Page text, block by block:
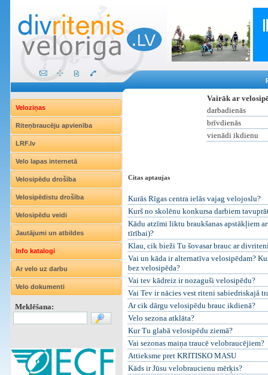
Veloziņas
Riteņbraucēju apvienība
LRF.lv
Velo lapas internetā
Velosipēdu drošība
Velosipēdistu drošība
Velosipēdu veidi
Jautājumi un atbildes
Info katalogi
Ar velo uz darbu
Velo dokumenti
Meklēšana:
Vairāk ar
darbadienās
brīvdienās
vienādi ikdienu
Citas aptaujas
Kurās Rīgas centra ielās vajag velojoslu?
Kurš no skolēnu konkursa darbiem
Kādu atzīmi liktu braukšanas apstākļiem
tīrībai)?
Klau, cik bieži Tu šovasar brauc ar
Vai un kāda ir alternatīva velosipēdam?
bez velosipēda?
Vai tev kādreiz ir nozaguši velosipēdu?
Vai Tev ir nācies vest riteni sabiedriskajā
Ar cik dārgu velosipēdu brauc ikdienā?
Velo sezona atklāta?
Kur Tu glabā velosipēdu ziemā?
Vai sezonas maiņa traucē velobraucējiem?
Attieksme pret KRITISKO MASU
Kāds ir Jūsu velobraucienu mērķis?